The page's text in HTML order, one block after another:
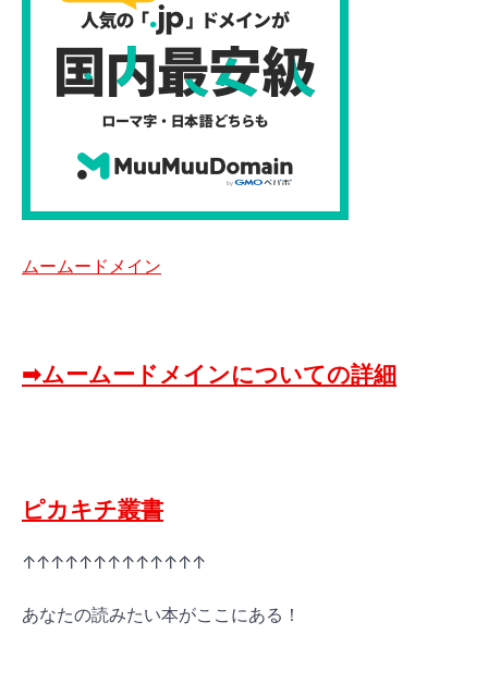
ムームードメイン
➡ムームードメインについての詳細
ピカキチ叢書
↑↑↑↑↑↑↑↑↑↑↑↑↑
あなたの読みたい本がここにある！